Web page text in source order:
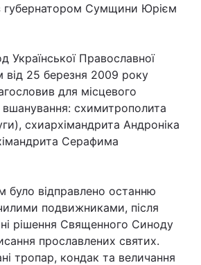
Вакансії
губернатором Сумщини Юрієм
Православної
від 25 березня 2009 року
для місцевого
вшанування: схимитрополита
схиархімандрита Андроніка
Серафима
було відправлено останню
подвижниками, після
рішення Священного Синоду
прославлених святих.
тропар, кондак та величання